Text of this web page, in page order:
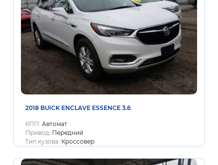
2018 BUICK ENCLAVE ESSENCE 3.6
КПП: Автомат
Привод: Передний
Тип кузова: Кроссовер